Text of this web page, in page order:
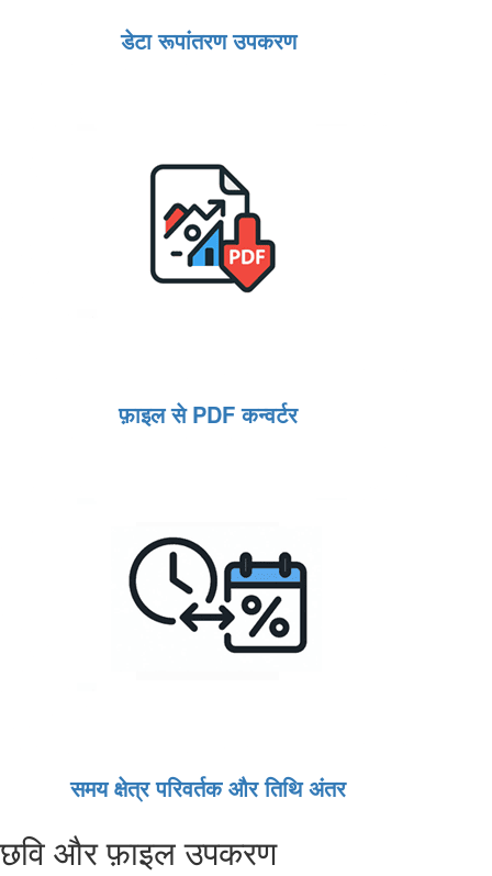
डेटा रूपांतरण उपकरण
फ़ाइल से PDF कन्वर्टर
समय क्षेत्र परिवर्तक और तिथि अंतर
छवि और फ़ाइल उपकरण